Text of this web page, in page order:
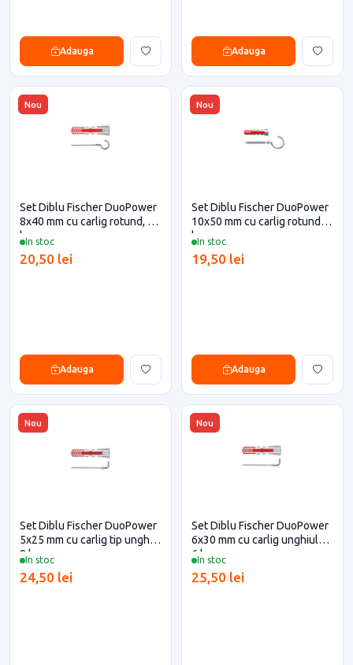
Adauga Adauga
Nou
In stoc
Set Diblu Fischer DuoPower
8x40 mm cu carlig rotund, 4
buc
20,50 lei
Adauga
Nou
In stoc
Set Diblu Fischer DuoPower
10x50 mm cu carlig rotund, 2
buc
19,50 lei
Adauga
Nou
In stoc
Set Diblu Fischer DuoPower
5x25 mm cu carlig tip unghi,
8 buc
24,50 lei
Nou
In stoc
Set Diblu Fischer DuoPower
6x30 mm cu carlig unghiular,
6 buc
25,50 lei